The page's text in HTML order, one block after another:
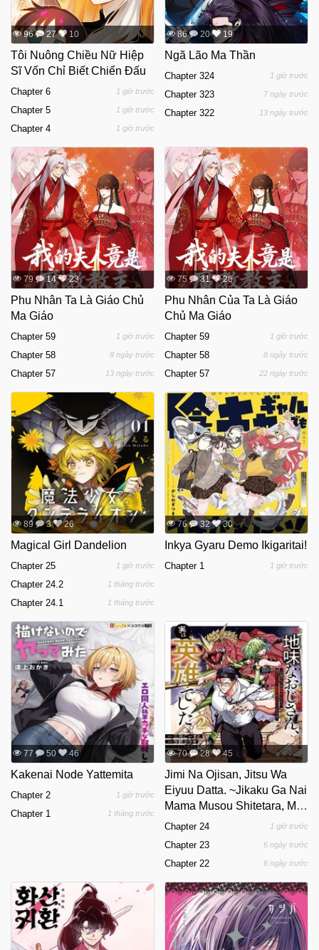
96 27 10
Tôi Nuông Chiều Nữ Hiệp
Sĩ Vốn Chỉ Biết Chiến Đấu
Chapter 6 1 giờ trước
Chapter 5 1 giờ trước
Chapter 4 1 giờ trước
86 20 19
Ngã Lão Ma Thần
Chapter 324 1 giờ trước
Chapter 323 7 ngày trước
Chapter 322 13 ngày trước
79 14 23
Phu Nhân Ta Là Giáo Chủ
Ma Giáo
Chapter 59 1 giờ trước
Chapter 58 8 ngày trước
Chapter 57 13 ngày trước
75 31 26
Phu Nhân Của Ta Là Giáo
Chủ Ma Giáo
Chapter 59 1 giờ trước
Chapter 58 8 ngày trước
Chapter 57 22 ngày trước
89 3 26
Magical Girl Dandelion
Chapter 25 1 giờ trước
Chapter 24.2 1 tháng trước
Chapter 24.1 1 tháng trước
76 32 30
Inkya Gyaru Demo Ikigaritai!
Chapter 1 1 giờ trước
77 50 46
Kakenai Node Yattemita
Chapter 2 1 giờ trước
Chapter 1 1 tháng trước
70 28 45
Jimi Na Ojisan, Jitsu Wa
Eiyuu Datta. ~Jikaku Ga Nai
Mama Musou Shitetara, Mei
No Dungeon Haishin De
Chapter 24 1 giờ trước
Chapter 23 6 ngày trước
Chapter 22 6 ngày trước